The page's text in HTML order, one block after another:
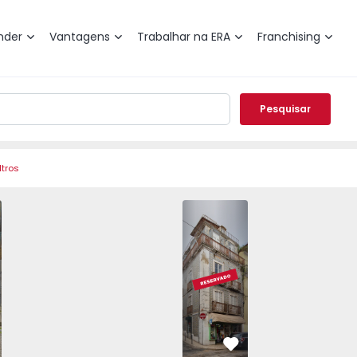
Vantagens Trabalhar na ERA Franchising
Pesquisar
- 1534496 - 18
Misericórdia - 1534496 - 2
Loja T2 Lisboa, Misericórdia - 1534496 - 3Loja T2 Lisboa,
Loja T2
Apartamento T4 Lisboa,
Favorito